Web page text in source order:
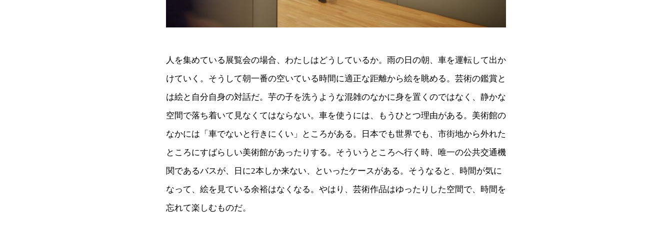
人を集めている展覧会の場合、わたしはどうしているか。雨の日の朝、車を運転して出か
けていく。そうして朝一番の空いている時間に適正な距離から絵を眺める。芸術の鑑賞と
は絵と自分自身の対話だ。芋の子を洗うような混雑のなかに身を置くのではなく、静かな
空間で落ち着いて見なくてはならない。車を使うには、もうひとつ理由がある。美術館の
なかには「車でないと行きにくい」ところがある。日本でも世界でも、市街地から外れた
ところにすばらしい美術館があったりする。そういうところへ行く時、唯一の公共交通機
関であるバスが、日に2本しか来ない、といったケースがある。そうなると、時間が気に
なって、絵を見ている余裕はなくなる。やはり、芸術作品はゆったりした空間で、時間を
忘れて楽しむものだ。